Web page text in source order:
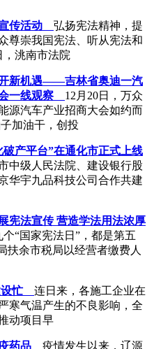
传活动
弘扬宪法精神，提
尊崇我国宪法、听从宪法和
，洮南市法院
新机遇——吉林省奥迪一汽
一线观察
12月20日，万众
源汽车产业招商大会如约而
加油干，创投
产平台”在通化市正式上线
中级人民法院、建设银行股
华宇九品科技公司合作共建
宪法宣传 营造学法用法浓厚
“国家宪法日”，都是第五
扶余市税局以经营者缴费人
忙
连日来，各施工企业在
寒气温产生的不良影响，全
动项目早
药品
疫情发生以来，辽源